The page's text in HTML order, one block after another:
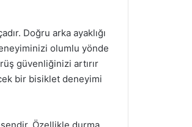
Doğru arka ayaklığı
olumlu yönde
güvenliğinizi artırır
bir bisiklet deneyimi